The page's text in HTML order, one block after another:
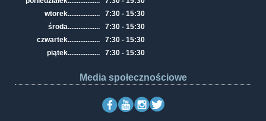
wtorek..................
7:30 - 15:30
środa..................
7:30 - 15:30
czwartek..................
7:30 - 15:30
piątek.................. 7:30 - 15:30
Media społecznościowe